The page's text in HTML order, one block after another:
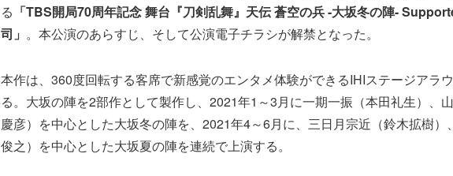
る 「TBS開局70周年記念 舞台『刀剣乱舞』天伝 蒼空の兵 -大坂冬の陣-
司」 。本公演のあらすじ、そして公演電子チラシが解禁となった。
本作は、360度回転する客席で新感覚のエンタメ体験ができるIHIステージアラ
る。大坂の陣を2部作として製作し、2021年1～3月に一期一振（本田礼生）、
慶彦）を中心とした大坂冬の陣を、2021年4～6月に、三日月宗近（鈴木拡樹）
俊之）を中心とした大坂夏の陣を連続で上演する。